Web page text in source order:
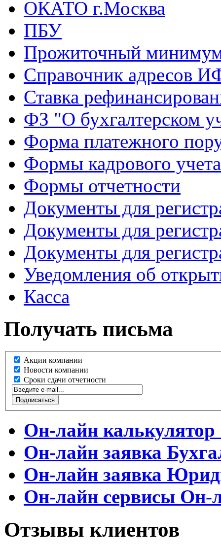
ОКАТО г.Москва
ПБУ
Прожиточный
Справочник адресов
Ставка
ФЗ "О бухгалтерском
Форма платежного
Формы кадрового учета
Формы отчетности
Документы для
Документы для
Документы для
Уведомления об
Касса
Получать письма
Акции компании
Новости компании
Сроки сдачи отчетности
Он-лайн калькулятор
Он-лайн заявка
Он-лайн заявка
Он-лайн сервисы Он-
Отзывы клиентов